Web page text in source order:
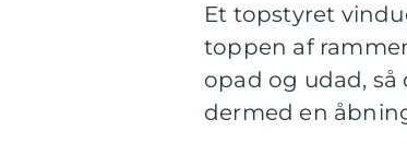
Et topstyret
toppen af
opad og udad,
dermed en